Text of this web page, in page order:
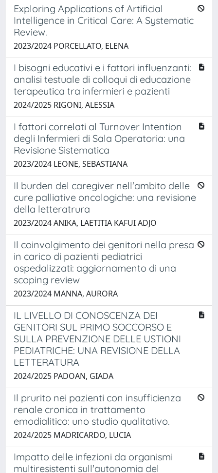
Exploring Applications of Artificial
Intelligence in Critical Care: A Systematic
Review.
2023/2024 PORCELLATO, ELENA
I bisogni educativi e i fattori influenzanti:
analisi testuale di colloqui di educazione
terapeutica tra infermieri e pazienti
2024/2025 RIGONI, ALESSIA
I fattori correlati al Turnover Intention
degli Infermieri di Sala Operatoria: una
Revisione Sistematica
2023/2024 LEONE, SEBASTIANA
Il burden del caregiver nell'ambito delle
cure palliative oncologiche: una revisione
della letteratrura
2023/2024 ANIKA, LAETITIA KAFUI ADJO
Il coinvolgimento dei genitori nella presa
in carico di pazienti pediatrici
ospedalizzati: aggiornamento di una
scoping review
2023/2024 MANNA, AURORA
IL LIVELLO DI CONOSCENZA DEI
GENITORI SUL PRIMO SOCCORSO E
SULLA PREVENZIONE DELLE USTIONI
PEDIATRICHE: UNA REVISIONE DELLA
LETTERATURA
2024/2025 PADOAN, GIADA
Il prurito nei pazienti con insufficienza
renale cronica in trattamento
emodialitico: uno studio qualitativo.
2024/2025 MADRICARDO, LUCIA
Impatto delle infezioni da organismi
multiresistenti sull'autonomia del